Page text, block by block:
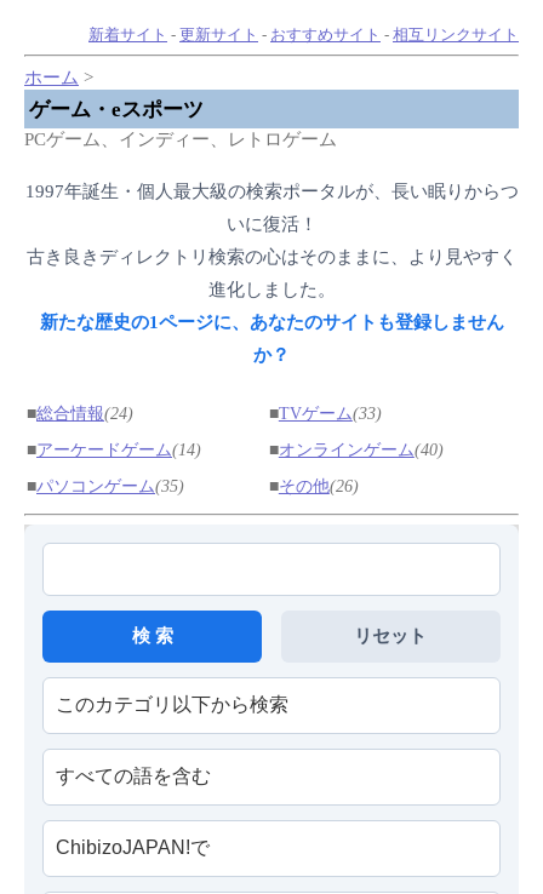
新着サイト - 更新サイト - おすすめサイト - 相互リンクサイト
ホーム >
ゲーム・eスポーツ
PCゲーム、インディー、レトロゲーム
1997年誕生・個人最大級の検索ポータルが、長い眠りからつ
いに復活！
古き良きディレクトリ検索の心はそのままに、より見やすく
進化しました。
新たな歴史の1ページに、あなたのサイトも登録しません
か？
■総合情報(24) ■TVゲーム(33)
■アーケードゲーム(14) ■オンラインゲーム(40)
■パソコンゲーム(35) ■その他(26)